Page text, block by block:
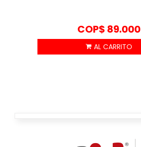
COP$ 89.000